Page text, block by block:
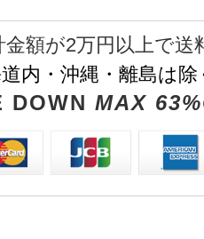
金額が2万円以上で送
道内・沖縄・離島は
DOWN MAX